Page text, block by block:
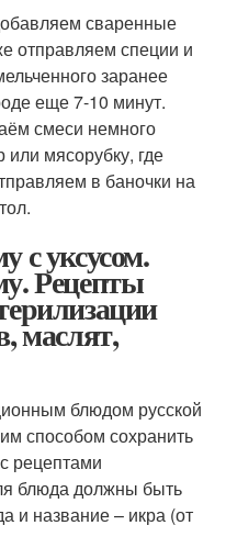
сваренные
отправляем специи и
заранее
еще 7-10 минут.
смеси немного
мясорубку, где
в баночки на
с уксусом.
Рецепты
маслят,
блюдом русской
способом сохранить
рецептами
блюда должны быть
и название – икра (от